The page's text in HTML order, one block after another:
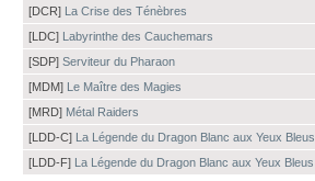
[DCR] La Crise des Ténèbres
[LDC] Labyrinthe des Cauchemars
[SDP] Serviteur du Pharaon
[MDM] Le Maître des Magies
[MRD] Métal Raiders
[LDD-C] La Légende du Dragon Blanc aux Yeux Bleus
[LDD-F] La Légende du Dragon Blanc aux Yeux Bleus